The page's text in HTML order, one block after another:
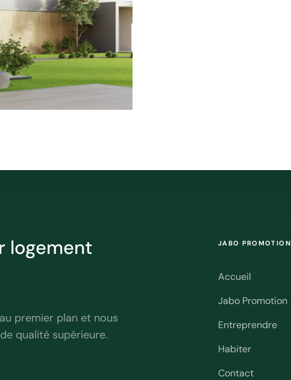
logement
premier plan et nous
qualité supérieure.
JABO PROMOTION
Accueil
Jabo Promotion
Entreprendre
Habiter
Contact